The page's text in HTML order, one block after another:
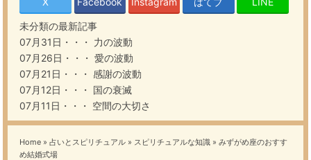
未分類の最新記事
07月31日・・・ 力の波動
07月26日・・・ 愛の波動
07月21日・・・ 感謝の波動
07月12日・・・ 国の衰滅
07月11日・・・ 空間の大切さ
Home » 占いとスピリチュアル » スピリチュアルな知識 » みずがめ座のおすす
め結婚式場